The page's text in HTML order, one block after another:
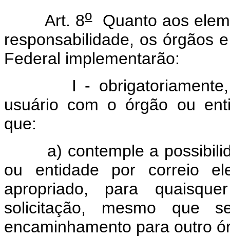
Art. 8oQuanto aos
responsabilidade, os órgãos
Federal implementarão:
I - obrigatoriamente,
usuário com o órgão ou
que:
a) contemple a
ou entidade por correio
apropriado, para
solicitação, mesmo que
encaminhamento para outro